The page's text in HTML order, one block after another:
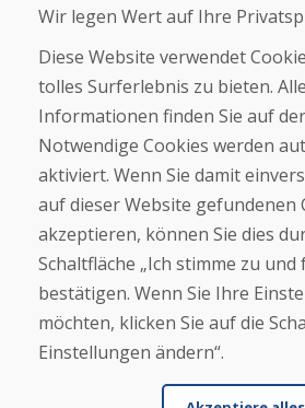
Mehr lesen ...
SK Oker, 08.01.2026
★★★★★
Ware wurde gut verpackt und
Zustand war wie beschrieben
Wir legen Wert auf Ihre
Diese Website verwendet
tolles Surferlebnis zu bieten.
Informationen finden Sie auf
Notwendige Cookies werden
aktiviert. Wenn Sie damit
auf dieser Website gefundenen
akzeptieren, können Sie dies
Schaltfläche „Ich stimme zu
bestätigen. Wenn Sie Ihre
möchten, klicken Sie auf die
Einstellungen ändern“.